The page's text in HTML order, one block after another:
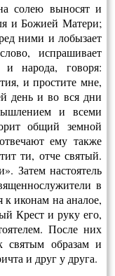
солею выносят и
и Божией Матери;
ни­ми и лобызает
испрашивает
народа, говоря:
и простите мне,
день и во вся дни
и всеми
общий земной
ему также
ти, отче святый.
Затем настоятель
в
к иконам на аналое,
Крест и руку его,
После них
святым образам и
и друг у друга.